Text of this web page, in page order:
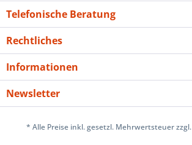
Telefonische Beratung
Rechtliches
Informationen
Newsletter
* Alle Preise inkl. gesetzl. Mehrwertsteuer zzgl.